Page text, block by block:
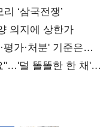
‘삼국전쟁’
의지에 상한가
가·처분' 기준은
"…'덜 똘똘한 한 채'